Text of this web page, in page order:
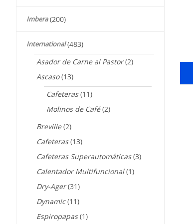
Imbera (200)
International (483)
Asador de Carne al Pastor (2)
Ascaso (13)
Cafeteras (11)
Molinos de Café (2)
Breville (2)
Cafeteras (13)
Cafeteras Superautomáticas (3)
Calentador Multifuncional (1)
Dry-Ager (31)
Dynamic (11)
Espiropapas (1)